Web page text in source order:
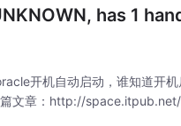
has 1
开机自动启动，谁知道开
篇文章：http://